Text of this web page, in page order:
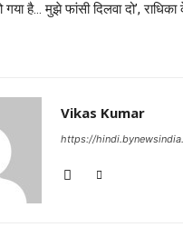
है… मुझे फांसी दिलवा दो’, राधिका
Vikas Kumar
https://